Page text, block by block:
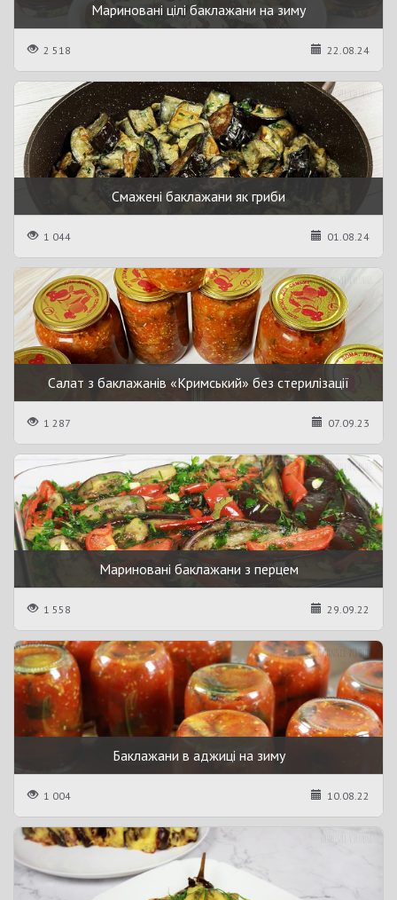
Мариновані цілі баклажани на зиму
2 518 22.08.24
Смажені баклажани як гриби
1 044 01.08.24
Салат з баклажанів «Кримський» без стерилізації
1 287 07.09.23
Мариновані баклажани з перцем
1 558 29.09.22
Баклажани в аджиці на зиму
1 004 10.08.22